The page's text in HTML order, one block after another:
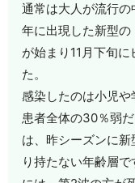
通常は大人が流行
年に出現した新型
が始まり11月下旬
た。
感染したのは小児
患者全体の30％弱
は、昨シーズンに
り持たない年齢層